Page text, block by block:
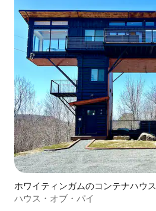
ホワイティンガムのコンテナハウス
ハウス・オブ・パイ